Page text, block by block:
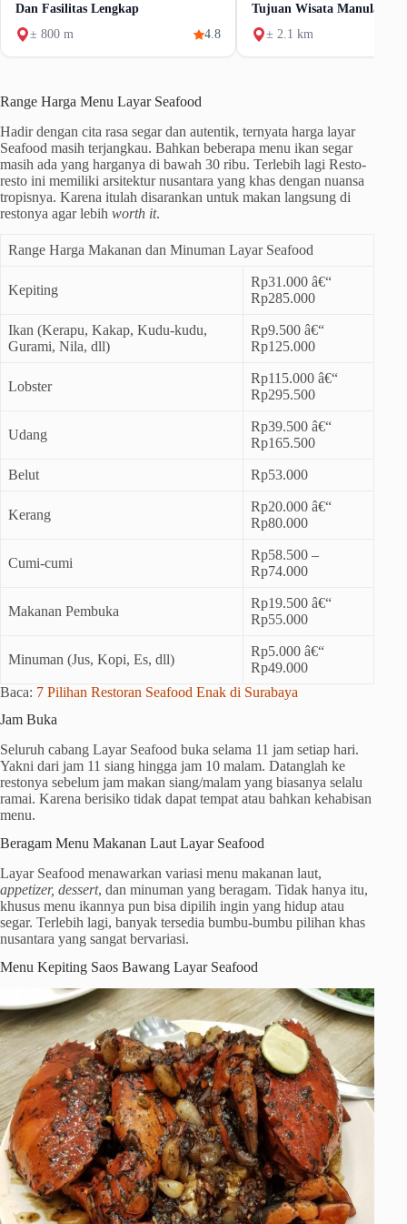
Dan Fasilitas Lengkap
± 800 m
4.8
Tujuan Wisata Manula &
± 2.1 km
Range Harga Menu Layar Seafood
Hadir dengan cita rasa segar dan autentik, ternyata harga layar
Seafood masih terjangkau. Bahkan beberapa menu ikan segar
masih ada yang harganya di bawah 30 ribu. Terlebih lagi Resto-
resto ini memiliki arsitektur nusantara yang khas dengan nuansa
tropisnya. Karena itulah disarankan untuk makan langsung di
restonya agar lebih worth it.
Range Harga Makanan dan Minuman Layar Seafood
Kepiting
Rp31.000 â€“
Rp285.000
Ikan (Kerapu, Kakap, Kudu-kudu,
Gurami, Nila, dll)
Rp9.500 â€“
Rp125.000
Lobster
Rp115.000 â€“
Rp295.500
Udang
Rp39.500 â€“
Rp165.500
Belut Rp53.000
Kerang
Rp20.000 â€“
Rp80.000
Cumi-cumi
Rp58.500 –
Rp74.000
Makanan Pembuka
Rp19.500 â€“
Rp55.000
Minuman (Jus, Kopi, Es, dll)
Rp5.000 â€“
Rp49.000
Baca: 7 Pilihan Restoran Seafood Enak di Surabaya
Jam Buka
Seluruh cabang Layar Seafood buka selama 11 jam setiap hari.
Yakni dari jam 11 siang hingga jam 10 malam. Datanglah ke
restonya sebelum jam makan siang/malam yang biasanya selalu
ramai. Karena berisiko tidak dapat tempat atau bahkan kehabisan
menu.
Beragam Menu Makanan Laut Layar Seafood
Layar Seafood menawarkan variasi menu makanan laut,
appetizer, dessert, dan minuman yang beragam. Tidak hanya itu,
khusus menu ikannya pun bisa dipilih ingin yang hidup atau
segar. Terlebih lagi, banyak tersedia bumbu-bumbu pilihan khas
nusantara yang sangat bervariasi.
Menu Kepiting Saos Bawang Layar Seafood